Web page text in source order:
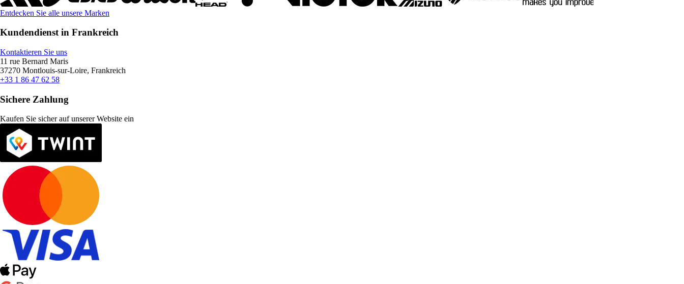
Entdecken Sie alle unsere Marken
Kundendienst in Frankreich
Kontaktieren Sie uns
11 rue Bernard Maris
37270 Montlouis-sur-Loire, Frankreich
+33 1 86 47 62 58
Sichere Zahlung
Kaufen Sie sicher auf unserer Website ein